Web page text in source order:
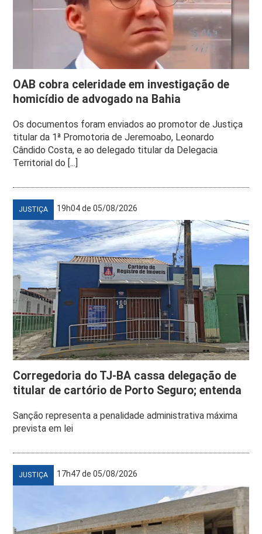
OAB cobra celeridade em investigação de
homicídio de advogado na Bahia
Os documentos foram enviados ao promotor de Justiça
titular da 1ª Promotoria de Jeremoabo, Leonardo
Cândido Costa, e ao delegado titular da Delegacia
Territorial do [...]
JUSTIÇA 19h04 de 05/08/2026
Corregedoria do TJ-BA cassa delegação de
titular de cartório de Porto Seguro; entenda
Sanção representa a penalidade administrativa máxima
prevista em lei
JUSTIÇA 17h47 de 05/08/2026